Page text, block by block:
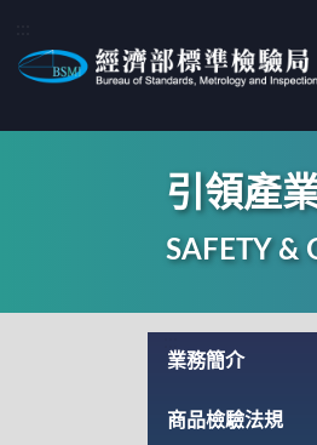
引領產
SAFETY &
業務簡介
商品檢驗法規